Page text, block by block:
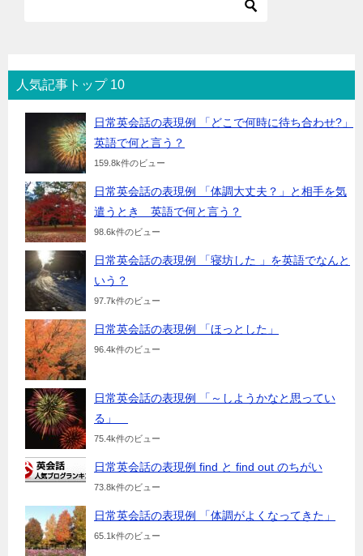
人気記事トップ 10
日常英会話の表現例 「どこで何時に待ち合わせ?」
英語で何と言う？
159.8k件のビュー
日常英会話の表現例 「体調大丈夫？」と相手を気
遣うとき 英語で何と言う？
98.6k件のビュー
日常英会話の表現例 「寝坊した 」を英語でなんと
いう？
97.7k件のビュー
日常英会話の表現例 「ほっとした」
96.4k件のビュー
日常英会話の表現例 「～しようかなと思ってい
る」
75.4k件のビュー
日常英会話の表現例 find と find out のちがい
73.8k件のビュー
日常英会話の表現例 「体調がよくなってきた」
65.1k件のビュー